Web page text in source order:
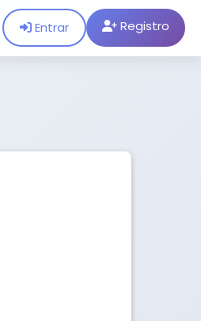
Entrar Registro